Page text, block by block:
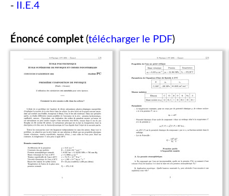
-
II.E.4
Énoncé complet (télécharger le PDF)